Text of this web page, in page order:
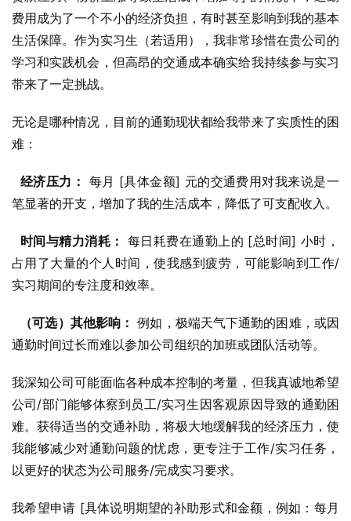
费用成为了一个不小的经济负担，有时甚至影响到我的基本
生活保障。作为实习生（若适用），我非常珍惜在贵公司的
学习和实践机会，但高昂的交通成本确实给我持续参与实习
带来了一定挑战。
无论是哪种情况，目前的通勤现状都给我带来了实质性的困
难：
经济压力： 每月 [具体金额] 元的交通费用对我来说是一
笔显著的开支，增加了我的生活成本，降低了可支配收入。
时间与精力消耗： 每日耗费在通勤上的 [总时间] 小时，
占用了大量的个人时间，使我感到疲劳，可能影响到工作/
实习期间的专注度和效率。
（可选）其他影响： 例如，极端天气下通勤的困难，或因
通勤时间过长而难以参加公司组织的加班或团队活动等。
我深知公司可能面临各种成本控制的考量，但我真诚地希望
公司/部门能够体察到员工/实习生因客观原因导致的通勤困
难。获得适当的交通补助，将极大地缓解我的经济压力，使
我能够减少对通勤问题的忧虑，更专注于工作/实习任务，
以更好的状态为公司服务/完成实习要求。
我希望申请 [具体说明期望的补助形式和金额，例如：每月